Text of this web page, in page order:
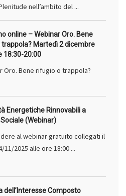
nell’ambito del ...
online – Webinar Oro. Bene
Martedì 2 dicembre
18:30-20:00
Oro. Bene rifugio o trappola?
Energetiche Rinnovabili a
(Webinar)
al webinar gratuito collegati il
11/2025 alle ore 18:00 ...
dell’Interesse Composto